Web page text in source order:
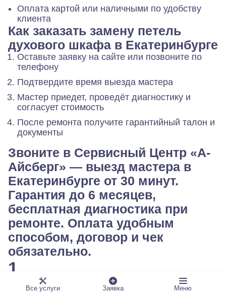
Оплата картой или наличными по удобству
клиента
Как заказать замену петель
духового шкафа в Екатеринбурге
Оставьте заявку на сайте или позвоните по
телефону
Подтвердите время выезда мастера
Мастер приедет, проведёт диагностику и
согласует стоимость
После ремонта получите гарантийный талон и
документы
Звоните в Сервисный Центр «А-
Айсберг» — выезд мастера в
Екатеринбурге от 30 минут.
Гарантия до 6 месяцев,
бесплатная диагностика при
ремонте. Оплата удобным
способом, договор и чек
обязательно.
1
Позвоните в сервисный центр «А-Айсберг» по
телефону или воспользуйтесь формой обратной
Все услуги Заявка Меню